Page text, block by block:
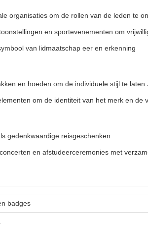
organisaties om de rollen van de leden te
en sportevenementen om
van lidmaatschap eer en erkenning
en hoeden om de individuele stijl te laten
om de identiteit van het merk en de
gedenkwaardige reisgeschenken
en afstudeerceremonies met
badges